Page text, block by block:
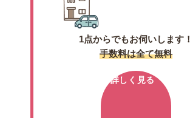
1点からでもお伺いします！
手数料は全て無料
詳しく見る